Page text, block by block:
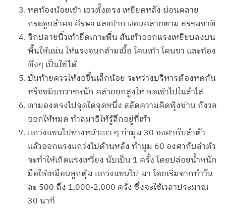
หดท้องน้อยเข้า เอวตั้งตรง เหยียดหลัง ผ่อนคลาย
กระดูกลำคอ ศีรษะ และปาก ผ่อนคลายตาม ธรรมชาติ
จิกปลายนิ้วเท้ายึดเกาะพื้น ส้นเท้าออกแรงเหยียบลงบน
พื้นให้แน่น ให้แรงจนกล้ามเนื้อ โคนเท้า โคนขา และท้อง
ตึงๆ เป็นใช้ได้
บั้นท้ายควรให้งอขึ้นเล็กน้อย ระหว่างบริหารต้องหดก้น
หรือขมิบทวารหนัก คล้ายยกสูงให้ หดเข้าไปในลำไส้
ตามองตรงไปจุดใดจุดหนึ่ง สลัดความคิดฟุ้งซ่าน กังวล
ออกให้หมด ทำสมาธิให้รู้สึกอยู่ที่เท้า
แกว่งแขนไปข้างหน้าเบา ๆ ทำมุม 30 องศากับลำตัว
แล้วออกแรงแกว่งไปด้านหลัง ทำมุม 60 องศากับลำตัว
จะทำให้เกิดแรงเหวี่ยง นับเป็น 1 ครั้ง โดยปล่อยน้ำหนัก
มือให้เหมือนลูกตุ้ม แกว่งแขนไป-มา โดยเริ่มจากทำวัน
ละ 500 ถึง 1,000-2,000 ครั้ง ซึ่งจะใช้เวลาประมาณ
30 นาที